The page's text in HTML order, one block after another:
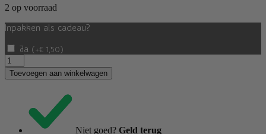
2 op voorraad
Inpakken als cadeau?
Ja (+€ 1,50)
Sodaliet
Engel
aantal
Toevoegen aan winkelwagen
Niet goed? Geld terug